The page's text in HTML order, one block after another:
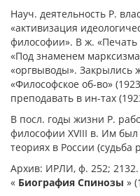
Науч. деятельность Р.
«активизация
философии». В ж.
«Под знаменем
«оргвыводы». Закрылись
«Философское об-во»
преподавать в ин-тах
В посл. годы жизни Р.
философии XVIII в. Им был
теориях в России (судьба
Архив: ИРЛИ, ф. 252; 2132.
« Биография Спинозы »